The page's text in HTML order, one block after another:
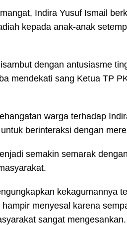
Indira Yusuf Ismail
kepada anak-anak
dengan antusiasme
mendekati sang Ketua TP
warga terhadap
berinteraksi dengan
semakin semarak
kekagumannya
menyesal karena
sangat mengesankan.